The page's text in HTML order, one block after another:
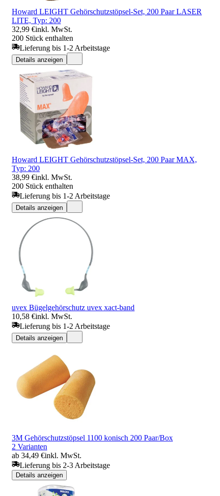
Howard LEIGHT Gehörschutzstöpsel-Set, 200 Paar LASER
LITE, Typ: 200
32,99 €inkl. MwSt.
200 Stück enthalten
Lieferung bis 1-2 Arbeitstage
Details anzeigen
Howard LEIGHT Gehörschutzstöpsel-Set, 200 Paar MAX,
Typ: 200
38,99 €inkl. MwSt.
200 Stück enthalten
Lieferung bis 1-2 Arbeitstage
Details anzeigen
uvex Bügelgehörschutz uvex xact-band
10,58 €inkl. MwSt.
Lieferung bis 1-2 Arbeitstage
Details anzeigen
3M Gehörschutzstöpsel 1100 konisch 200 Paar/Box
2 Varianten
ab 34,49 €inkl. MwSt.
Lieferung bis 2-3 Arbeitstage
Details anzeigen